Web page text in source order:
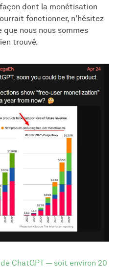
dont la monétisation
fonctionner, n'hésitez
nous nous sommes
trouvé.
ChatGPT — soit environ 20